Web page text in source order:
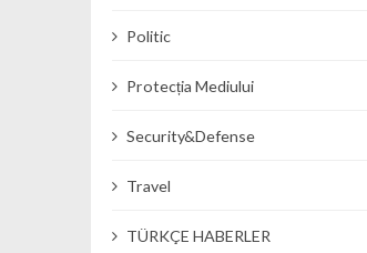
Politic
Protecția Mediului
Security&Defense
Travel
TÜRKÇE HABERLER